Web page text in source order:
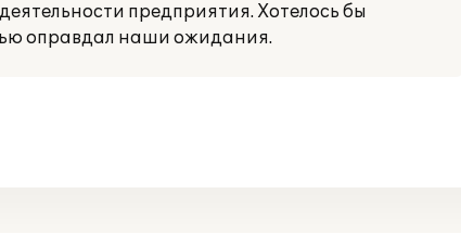
предприятия. Хотелось бы
оправдал наши ожидания.